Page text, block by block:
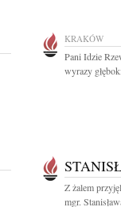
KRAKÓW
Pani Idzie
wyrazy
Z żalem
mgr.